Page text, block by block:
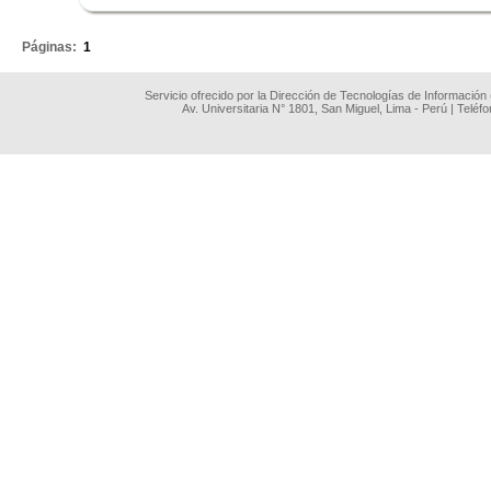
Páginas: 1
Servicio ofrecido por la Dirección de Tecnologías de
Av. Universitaria N° 1801, San Miguel, Lima - Perú |